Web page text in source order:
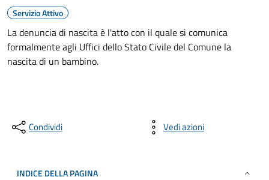
Servizio Attivo
La denuncia di nascita è l'atto con il quale si comunica
formalmente agli Uffici dello Stato Civile del Comune la
nascita di un bambino.
Condividi Vedi azioni
INDICE DELLA PAGINA